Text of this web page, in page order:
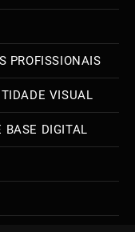
PROFISSIONAIS
VISUAL
BASE DIGITAL